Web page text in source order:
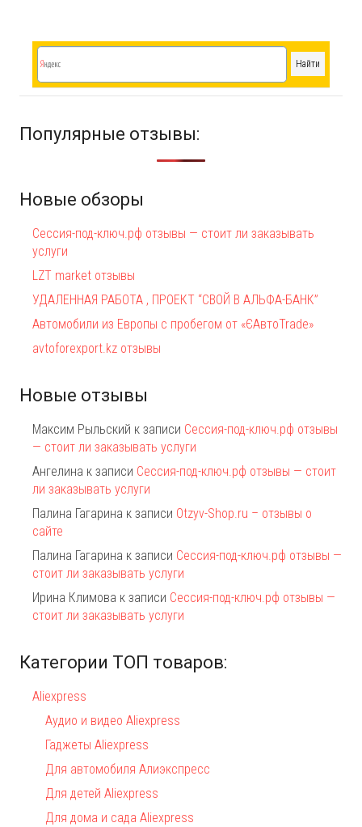
Популярные отзывы:
Новые обзоры
Сессия-под-ключ.рф отзывы — стоит ли заказывать
услуги
LZT market отзывы
УДАЛЕННАЯ РАБОТА , ПРОЕКТ “СВОЙ В АЛЬФА-БАНК”
Автомобили из Европы с пробегом от «ЄАвтоTrаde»
avtoforexport.kz отзывы
Новые отзывы
Максим Рыльский к записи Сессия-под-ключ.рф отзывы
— стоит ли заказывать услуги
Ангелина к записи Сессия-под-ключ.рф отзывы — стоит
ли заказывать услуги
Палина Гагарина к записи Otzyv-Shop.ru – отзывы о
сайте
Палина Гагарина к записи Сессия-под-ключ.рф отзывы —
стоит ли заказывать услуги
Ирина Климова к записи Сессия-под-ключ.рф отзывы —
стоит ли заказывать услуги
Категории ТОП товаров:
Aliexpress
Аудио и видео Aliexpress
Гаджеты Aliexpress
Для автомобиля Алиэкспресс
Для детей Aliexpress
Для дома и сада Aliexpress